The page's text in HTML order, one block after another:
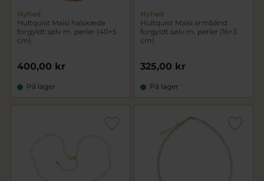
Nyhed
Hultquist Maisi halskæde
forgyldt sølv m. perler (40+5
cm)
400,00 kr
På lager
Nyhed
Hultquist Maisi armbånd
forgyldt sølv m. perler (16+3
cm)
325,00 kr
På lager